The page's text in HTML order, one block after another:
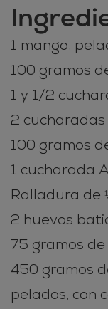
1 mango,
100 gramos
1 y 1/2
2 cucharadas
100 gramos
1 cucharada
Ralladura de
2 huevos
75 gramos
450 gramos
pelados, con